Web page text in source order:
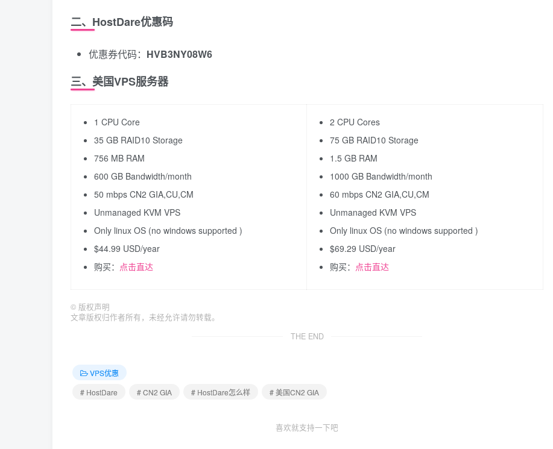
二、HostDare优惠码
优惠券代码： HVB3NY08W6
三、美国VPS服务器
1 CPU Core
35 GB RAID10 Storage
756 MB RAM
600 GB Bandwidth/month
50 mbps CN2 GIA,CU,CM
Unmanaged KVM VPS
Only linux OS (no windows supported )
$44.99 USD/year
购买： 点击直达
2 CPU Cores
75 GB RAID10 Storage
1.5 GB RAM
1000 GB Bandwidth/month
60 mbps CN2 GIA,CU,CM
Unmanaged KVM VPS
Only linux OS (no windows supported )
$69.29 USD/year
购买： 点击直达
© 版权声明
文章版权归作者所有，未经允许请勿转载。
THE END
VPS优惠
# HostDare
# CN2 GIA # HostDare怎么样 # 美国CN2 GIA
喜欢就支持一下吧